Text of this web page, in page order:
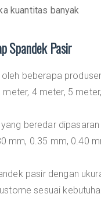
kuantitas banyak
Spandek Pasir
beberapa
4 meter, 5
beredar
mm, 0.35 mm, 0.40
pasir dengan
sesuai